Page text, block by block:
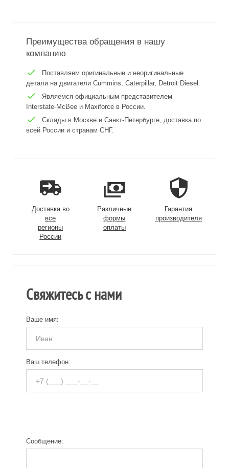
Преимущества обращения в нашу
компанию
Поставляем оригинальные и неоригинальные
детали на двигатели Cummins, Caterpillar, Detroit Diesel.
Являемся официальным представителем
Interstate-McBee и Maxiforce в России.
Склады в Москве и Санкт-Петербурге, доставка по
всей России и странам СНГ.
Доставка во
все
регионы
России
Различные
формы
оплаты
Гарантия
производителя
Свяжитесь с нами
Ваше имя:
Ваш телефон:
Сообщение: